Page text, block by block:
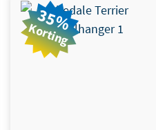
35%
Korting